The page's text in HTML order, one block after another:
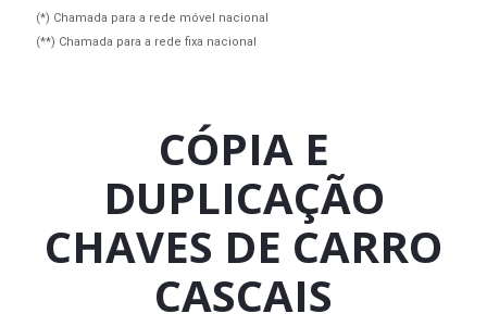
(*) Chamada para a rede móvel nacional
(**) Chamada para a rede fixa nacional
CÓPIA E
DUPLICAÇÃO
CHAVES DE CARRO
CASCAIS